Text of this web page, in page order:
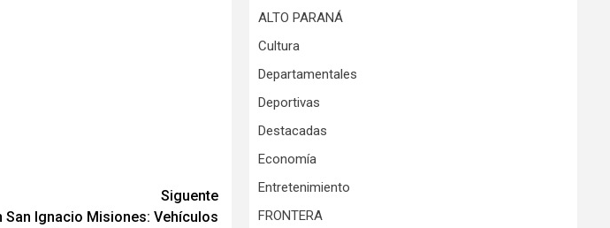
Siguente
San Ignacio Misiones: Vehículos
ALTO PARANÁ
Cultura
Departamentales
Deportivas
Destacadas
Economía
Entretenimiento
FRONTERA